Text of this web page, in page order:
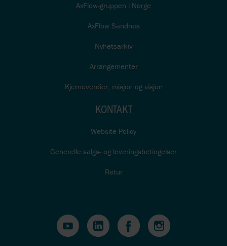
AxFlow-gruppen i Norge
AxFlow Sandnes
Nyhetsarkiv
Arrangementer
Kjerneverdier, misjon og visjon
KONTAKT
Website Policy
Generelle salgs- og leveringsbetingelser
Retur